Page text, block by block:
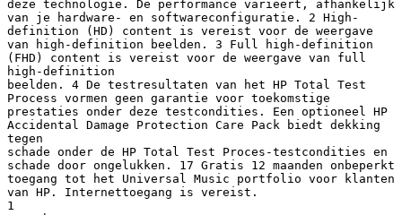
deze technologie. De performance varieert, afhankelijk
van je hardware- en softwareconfiguratie. 2 High-
definition (HD) content is vereist voor de weergave
van high-definition beelden. 3 Full high-definition
(FHD) content is vereist voor de weergave van full
high-definition
beelden. 4 De testresultaten van het HP Total Test
Process vormen geen garantie voor toekomstige
prestaties onder deze testcondities. Een optioneel HP
Accidental Damage Protection Care Pack biedt dekking
tegen
schade onder de HP Total Test Proces-testcondities en
schade door ongelukken. 17 Gratis 12 maanden onbeperkt
toegang tot het Universal Music portfolio voor klanten
van HP. Internettoegang is vereist.
1